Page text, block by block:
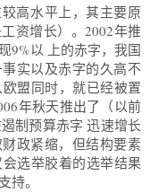
高水平上，其主要原
资增长）。2002年推
9%以 上的赤字，我国
实以及赤字的久高不
盟同时，就已经被置
年秋天推出了（以前
制预算赤字 迅速增长
政紧缩，但结构要素
选举胶着的选举结果
持。